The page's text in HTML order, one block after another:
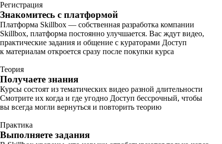
Регистрация
Знакомитесь с платформой
Платформа Skillbox — собственная разработка компании
Skillbox, платформа постоянно улучшается. Вас ждут видео,
практические задания и общение с кураторами Доступ
к материалам откроется сразу после покупки курса
Теория
Получаете знания
Курсы состоят из тематических видео разной длительности
Смотрите их когда и где угодно Доступ бессрочный, чтобы
вы всегда могли вернуться и повторить теорию
Практика
Выполняете задания